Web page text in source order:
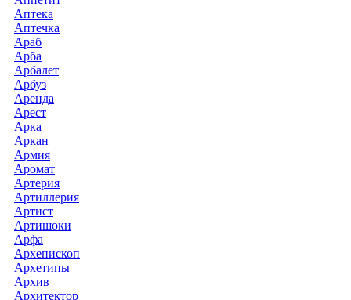
Аптека
Аптечка
Араб
Арба
Арбалет
Арбуз
Аренда
Арест
Арка
Аркан
Армия
Аромат
Артерия
Артиллерия
Артист
Артишоки
Арфа
Архепископ
Архетипы
Архив
Архитектор